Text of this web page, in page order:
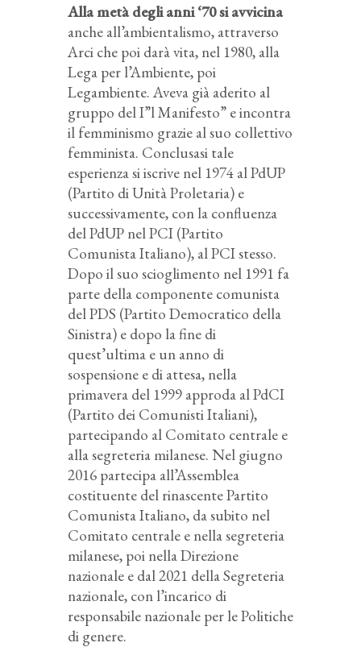
Alla metà degli anni ‘70 si avvicina
anche all’ambientalismo, attraverso
Arci che poi darà vita, nel 1980, alla
Lega per l’Ambiente, poi
Legambiente. Aveva già aderito al
gruppo del I”l Manifesto” e incontra
il femminismo grazie al suo collettivo
femminista. Conclusasi tale
esperienza si iscrive nel 1974 al PdUP
(Partito di Unità Proletaria) e
successivamente, con la confluenza
del PdUP nel PCI (Partito
Comunista Italiano), al PCI stesso.
Dopo il suo scioglimento nel 1991 fa
parte della componente comunista
del PDS (Partito Democratico della
Sinistra) e dopo la fine di
quest’ultima e un anno di
sospensione e di attesa, nella
primavera del 1999 approda al PdCI
(Partito dei Comunisti Italiani),
partecipando al Comitato centrale e
alla segreteria milanese. Nel giugno
2016 partecipa all’Assemblea
costituente del rinascente Partito
Comunista Italiano, da subito nel
Comitato centrale e nella segreteria
milanese, poi nella Direzione
nazionale e dal 2021 della Segreteria
nazionale, con l’incarico di
responsabile nazionale per le Politiche
di genere.